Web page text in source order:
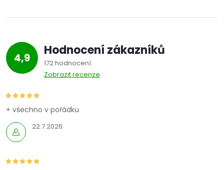
4,9 Hodnocení zákazníků
172 hodnocení
Zobrazit recenze
22.7.2026
+ všechno v pořádku